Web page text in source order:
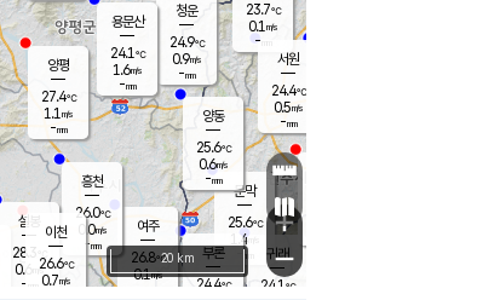
문막
25.6℃
1.4m/s
mm
부론
24.4℃
청운
24.9℃
0.9m/s
-mm
여주
26.8℃
0.1m/s
양동
25.6℃
0.6m/s
-mm
흥천
26.0℃
0.0m/s
-mm
설봉
28.3
0.6 m/s
- mm
23.7℃
0.1 m/s
- mm
귀래
24.1 ℃
서원
24.4℃
0.5m/s
-mm
용문산
24.1℃
1.6m/s
-mm
이천
26.6℃
0.7m/s
양평
27.4℃
1.1 m/s
-mm
+
−
20 km